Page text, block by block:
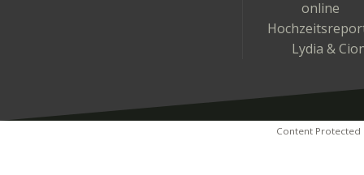
online
Lydia &
Content Protected